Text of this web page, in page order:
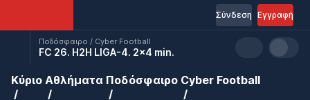
Εγγραφή
Σύνδεση
Ποδόσφαιρο / Cyber Football
FC 26. H2H LIGA-4. 2x4 min.
Κύριο Αθλήματα Ποδόσφαιρο Cyber Football